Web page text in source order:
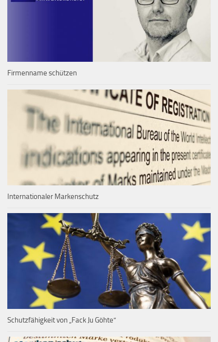
Firmenname schützen
Internationaler Markenschutz
Schutzfähigkeit von „Fack Ju Göhte“